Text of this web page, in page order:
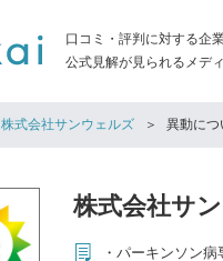
口コミ・評判に対する企
公式見解が見られるメデ
株式会社サンウェルズ 異動につ
株式会社サ